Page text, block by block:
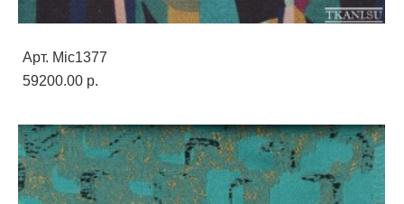
Арт. Mic1377
59200.00 p.